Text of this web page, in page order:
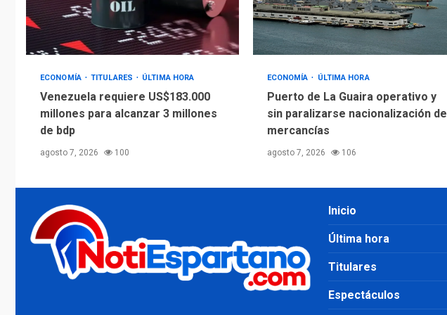
ECONOMÍA TITULARES ÚLTIMA HORA
Venezuela requiere US$183.000
millones para alcanzar 3 millones
de bdp
agosto 7, 2026 100
ECONOMÍA ÚLTIMA HORA
Puerto de La Guaira operativo y
sin paralizarse nacionalización de
mercancías
agosto 7, 2026 106
Inicio
Última hora
Titulares
Espectáculos